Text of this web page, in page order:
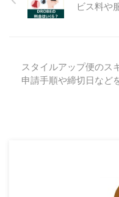
ビス料や
スタイルアップ便のス
申請手順や締切日など